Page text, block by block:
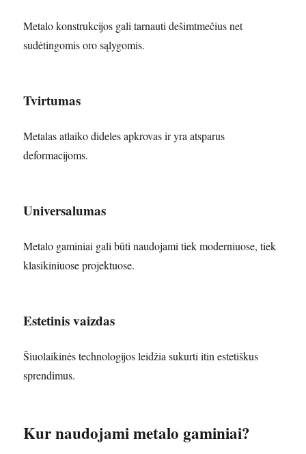
Metalo konstrukcijos gali tarnauti dešimtmečius net
sudėtingomis oro sąlygomis.
Tvirtumas
Metalas atlaiko dideles apkrovas ir yra atsparus
deformacijoms.
Universalumas
Metalo gaminiai gali būti naudojami tiek moderniuose, tiek
klasikiniuose projektuose.
Estetinis vaizdas
Šiuolaikinės technologijos leidžia sukurti itin estetiškus
sprendimus.
Kur naudojami metalo gaminiai?